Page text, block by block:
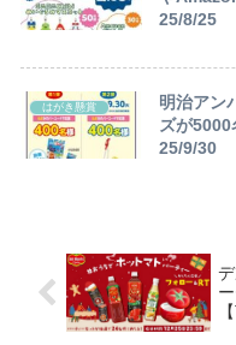
25/8/25
はがき懸賞
明治アン
ズが
25/9/30